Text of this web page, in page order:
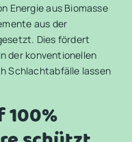
Energie aus Biomasse
aus der
Dies fördert
der konventionellen
Schlachtabfälle lassen
100%